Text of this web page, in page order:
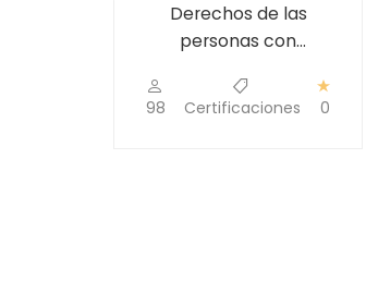
Derechos de las
personas con
238)
98 Certificaciones 0